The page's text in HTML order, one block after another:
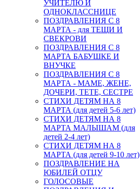
УЧИТЕЛЮ И
ОДНОКЛАССНИЦЕ
ПОЗДРАВЛЕНИЯ С 8
МАРТА - для ТЕЩИ И
СВЕКРОВИ
ПОЗДРАВЛЕНИЯ С 8
МАРТА БАБУШКЕ И
ВНУЧКЕ
ПОЗДРАВЛЕНИЯ С 8
МАРТА - МАМЕ, ЖЕНЕ,
ДОЧЕРИ, ТЕТЕ, СЕСТРЕ
СТИХИ ДЕТЯМ НА 8
МАРТА (для детей 5-6 лет)
СТИХИ ДЕТЯМ НА 8
МАРТА МАЛЫШАМ (для
детей 2-4 лет)
СТИХИ ДЕТЯМ НА 8
МАРТА (для детей 9-10 лет)
ПОЗДРАВЛЕНИЕ НА
ЮБИЛЕЙ ОТЦУ
ГОЛОСОВЫЕ